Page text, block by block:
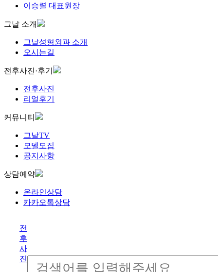
이승렬 대표원장
그날 소개
그날성형외과 소개
오시는길
전후사진·후기
전후사진
리얼후기
커뮤니티
그날TV
모델모집
공지사항
상담예약
온라인상담
카카오톡상담
전
후
사
진